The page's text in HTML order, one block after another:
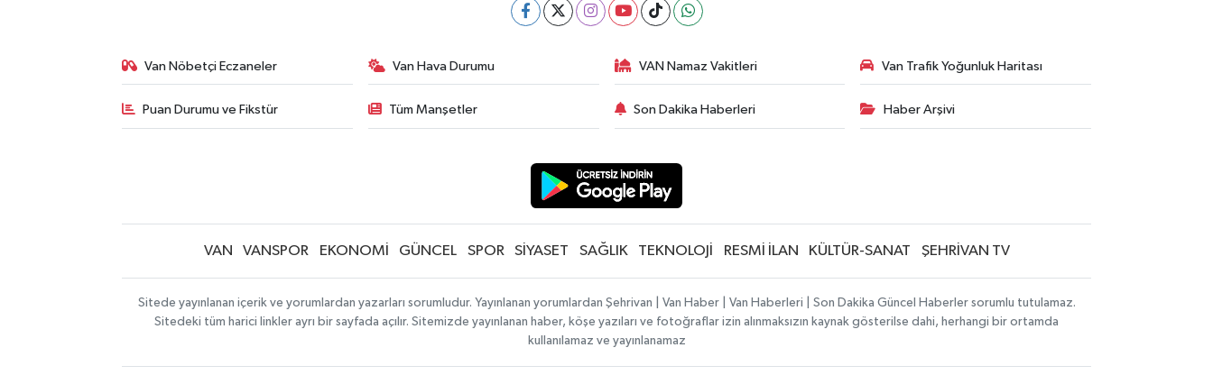
Van Nöbetçi Eczaneler Van Hava Durumu VAN Namaz Vakitleri Van Trafik Yoğunluk Haritası
Puan Durumu ve Fikstür Tüm Manşetler Son Dakika Haberleri Haber Arşivi
VAN VANSPOR EKONOMİ GÜNCEL SPOR SİYASET SAĞLIK TEKNOLOJİ RESMİ İLAN KÜLTÜR-SANAT ŞEHRİVAN TV
Sitede yayınlanan içerik ve yorumlardan yazarları sorumludur. Yayınlanan yorumlardan Şehrivan | Van Haber | Van Haberleri | Son Dakika Güncel Haberler sorumlu tutulamaz.
Sitedeki tüm harici linkler ayrı bir sayfada açılır. Sitemizde yayınlanan haber, köşe yazıları ve fotoğraflar izin alınmaksızın kaynak gösterilse dahi, herhangi bir ortamda
kullanılamaz ve yayınlanamaz